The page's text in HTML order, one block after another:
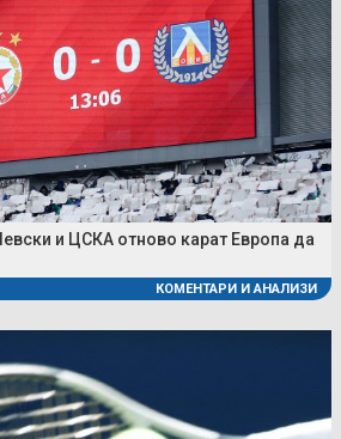
и ЦСКА отново карат Европа да
КОМЕНТАРИ И АНАЛИЗИ